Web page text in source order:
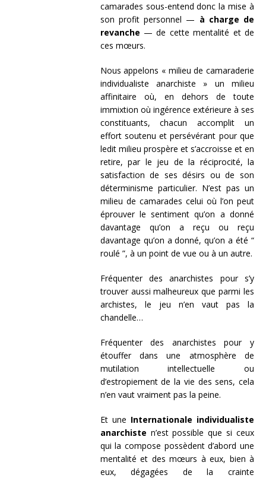
camarades sous-entend donc la mise à
son profit personnel — à charge de
revanche — de cette mentalité et de
ces mœurs.
Nous appelons « milieu de camaraderie
individualiste anarchiste » un milieu
affinitaire où, en dehors de toute
immixtion où ingérence extérieure à ses
constituants, chacun accomplit un
effort soutenu et persévérant pour que
ledit milieu prospère et s’accroisse et en
retire, par le jeu de la réciprocité, la
satisfaction de ses désirs ou de son
déterminisme particulier. N’est pas un
milieu de camarades celui où l’on peut
éprouver le sentiment qu’on a donné
davantage qu’on a reçu ou reçu
davantage qu’on a donné, qu’on a été “
roulé ”, à un point de vue ou à un autre.
Fréquenter des anarchistes pour s’y
trouver aussi malheureux que parmi les
archistes, le jeu n’en vaut pas la
chandelle…
Fréquenter des anarchistes pour y
étouffer dans une atmosphère de
mutilation intellectuelle ou
d’estropiement de la vie des sens, cela
n’en vaut vraiment pas la peine.
Et une Internationale individualiste
anarchiste n’est possible que si ceux
qui la compose possèdent d’abord une
mentalité et des mœurs à eux, bien à
eux, dégagées de la crainte